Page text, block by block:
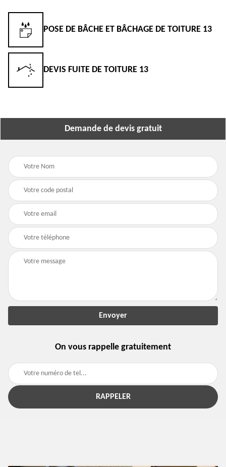
POSE DE BÂCHE ET BÂCHAGE DE TOITURE 13
DEVIS FUITE DE TOITURE 13
Demande de devis gratuit
On vous rappelle gratuitement